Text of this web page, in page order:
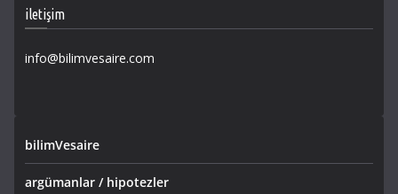
iletişim
info@bilimvesaire.com
bilimVesaire
argümanlar / hipotezler